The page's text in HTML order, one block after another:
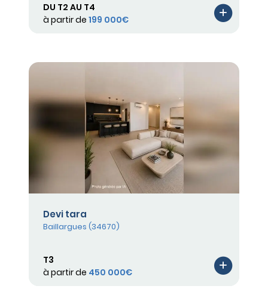
DU T2 AU T4
à partir de 199 000€
Devi tara
Baillargues (34670)
T3
à partir de 450 000€